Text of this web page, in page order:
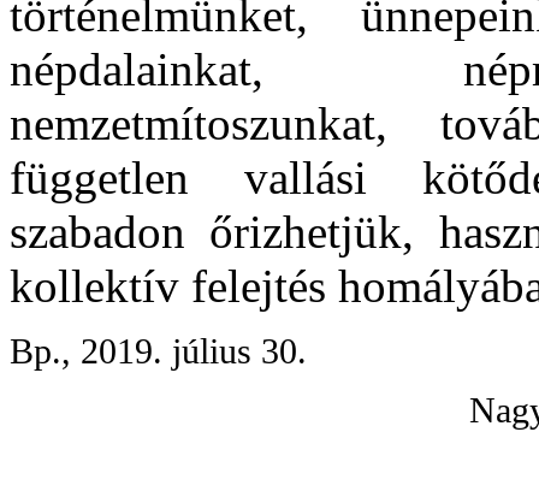
történelmünket,
népdalainkat,
nemzetmítoszunkat,
független vallási
szabadon őrizhetjük,
kollektív felejtés
Bp., 2019. július 30.